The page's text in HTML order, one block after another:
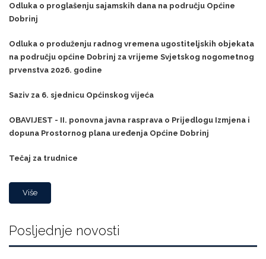
Odluka o proglašenju sajamskih dana na području Općine
Dobrinj
Odluka o produženju radnog vremena ugostiteljskih objekata
na području općine Dobrinj za vrijeme Svjetskog nogometnog
prvenstva 2026. godine
Saziv za 6. sjednicu Općinskog vijeća
OBAVIJEST - II. ponovna javna rasprava o Prijedlogu Izmjena i
dopuna Prostornog plana uređenja Općine Dobrinj
Tečaj za trudnice
Više
Posljednje novosti